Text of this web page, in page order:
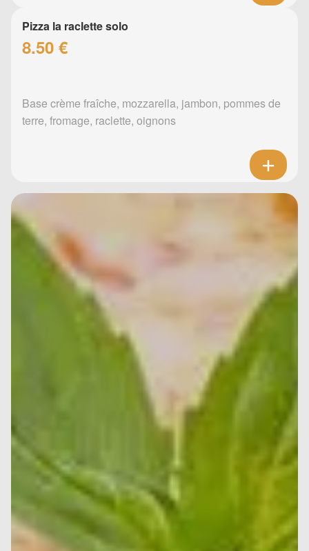
Pizza la raclette solo
8.50 €
Base crème fraîche, mozzarella, jambon, pommes de
terre, fromage, raclette, oignons